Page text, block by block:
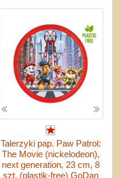
Talerzyki pap. Paw Patrol:
The Movie (nickelodeon),
next generation, 23 cm, 8
szt. (plastik-free) GoDan